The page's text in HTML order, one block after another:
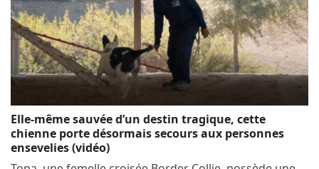
Elle-même sauvée d’un destin tragique, cette
chienne porte désormais secours aux personnes
ensevelies (vidéo)